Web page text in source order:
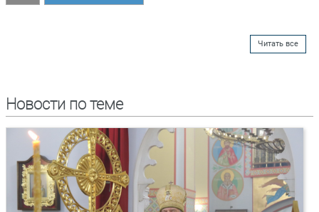
Читать все
Новости по теме